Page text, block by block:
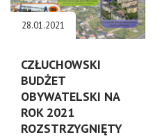
28.01.2021
CZŁUCHOWSKI
BUDŻET
OBYWATELSKI NA
ROK 2021
ROZSTRZYGNIĘTY